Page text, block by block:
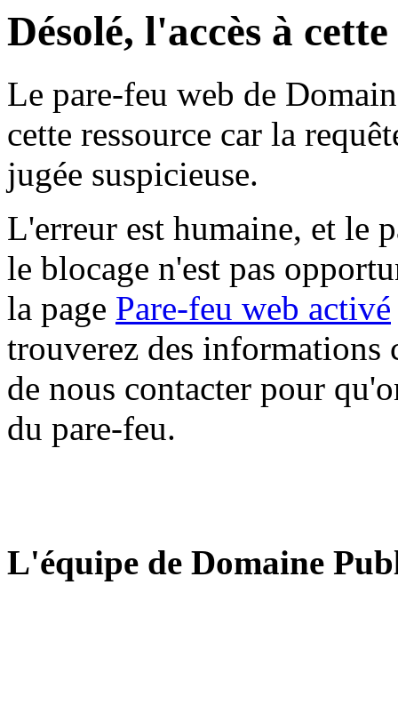
Désolé, l'accès à
Le pare-feu web de
cette ressource car la
jugée suspicieuse.
L'erreur est humaine, et le
le blocage n'est pas
la page Pare-feu web activé
trouverez des informations
de nous contacter pour
du pare-feu.
L'équipe de Domaine